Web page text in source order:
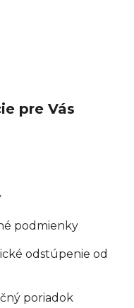
pre Vás
podmienky
odstúpenie od
poriadok